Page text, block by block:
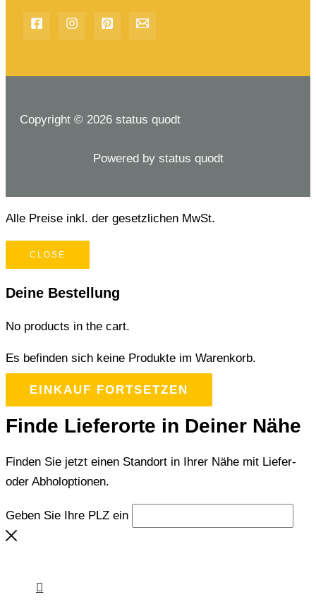
Copyright © 2026 status quodt
Powered by status quodt
Alle Preise inkl. der gesetzlichen MwSt.
CLOSE
Deine Bestellung
No products in the cart.
Es befinden sich keine Produkte im Warenkorb.
EINKAUF FORTSETZEN
Finde Lieferorte in Deiner Nähe
Finden Sie jetzt einen Standort in Ihrer Nähe mit Liefer-
oder Abholoptionen.
Geben Sie Ihre PLZ ein